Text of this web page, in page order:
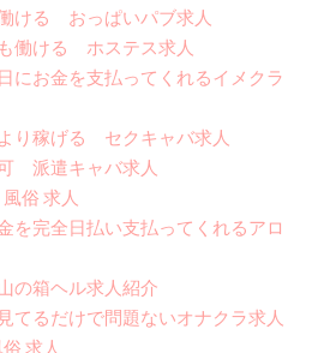
ける おっぱいパブ求人
働ける ホステス求人
にお金を支払ってくれるイメクラ
り稼げる セクキャバ求人
派遣キャバ求人
俗 求人
を完全日払い支払ってくれるアロ
の箱ヘル求人紹介
てるだけで問題ないオナクラ求人
求人